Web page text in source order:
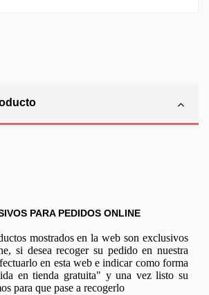
PARA PEDIDOS ONLINE
mostrados en la web son exclusivos
si desea recoger su pedido en nuestra
en esta web e indicar como forma
en tienda gratuita" y una vez listo su
para que pase a recogerlo